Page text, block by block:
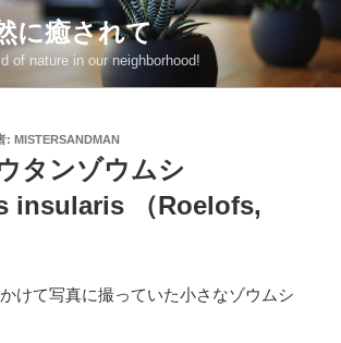
に癒されて
of nature in our neighborhood!
: MISTERSANDMAN
タンゾウムシ
insularis （Roelofs,
けて写真に撮っていた小さなゾウムシ